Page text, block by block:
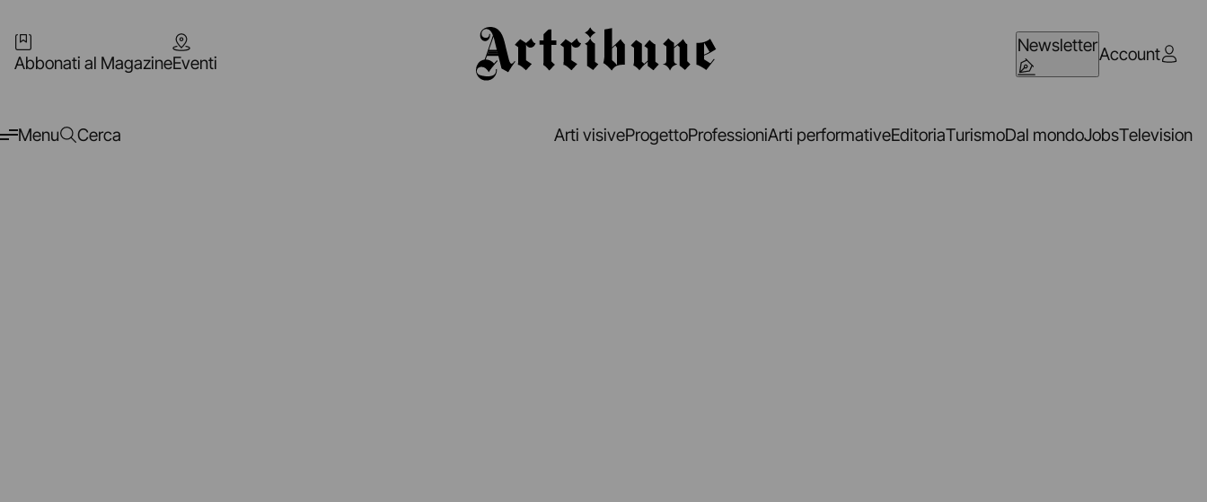
Abbonati al MagazineEventi
NewsletterAccount
Menu Cerca Arti visiveProgettoProfessioniArti performativeEditoriaTurismoDal mondoJobsTelevision